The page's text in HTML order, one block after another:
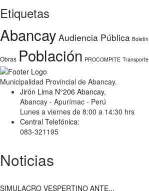
Etiquetas
Abancay Audiencia Pública Boletín
Obras Población PROCOMPITE Transporte
Municipalidad Provincial de Abancay.
Jirón Lima N°206 Abancay,
Abancay - Apurímac - Perú
Lunes a viernes de 8:00 a 14:30 hrs
Central Telefónica:
083-321195
Noticias
SIMULACRO VESPERTINO ANTE...